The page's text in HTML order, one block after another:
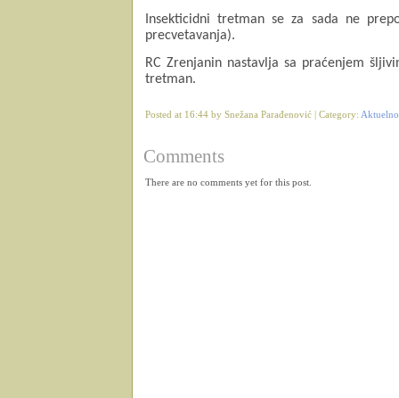
Insekticidni tretman se za sada ne
precvetavanja).
RC Zrenjanin nastavlja sa praćenjem
tretman.
Posted at 16:44 by Snežana Parađenović | Category:
Comments
There are no comments yet for this post.